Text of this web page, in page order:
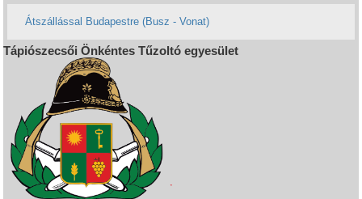
Átszállással Budapestre (Busz - Vonat)
Tápiószecsői Önkéntes Tűzoltó egyesület